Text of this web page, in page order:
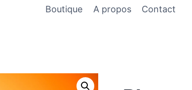
Boutique A propos Contact